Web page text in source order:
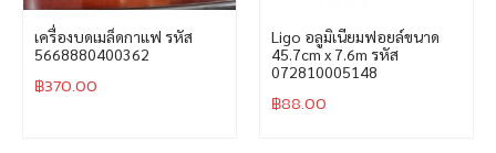
เครื่องบดเมล็ดกาแฟ รหัส
5668880400362
฿370.00
Ligo อลูมิเนียมฟอยล์ขนาด
45.7cm x 7.6m รหัส
072810005148
฿88.00